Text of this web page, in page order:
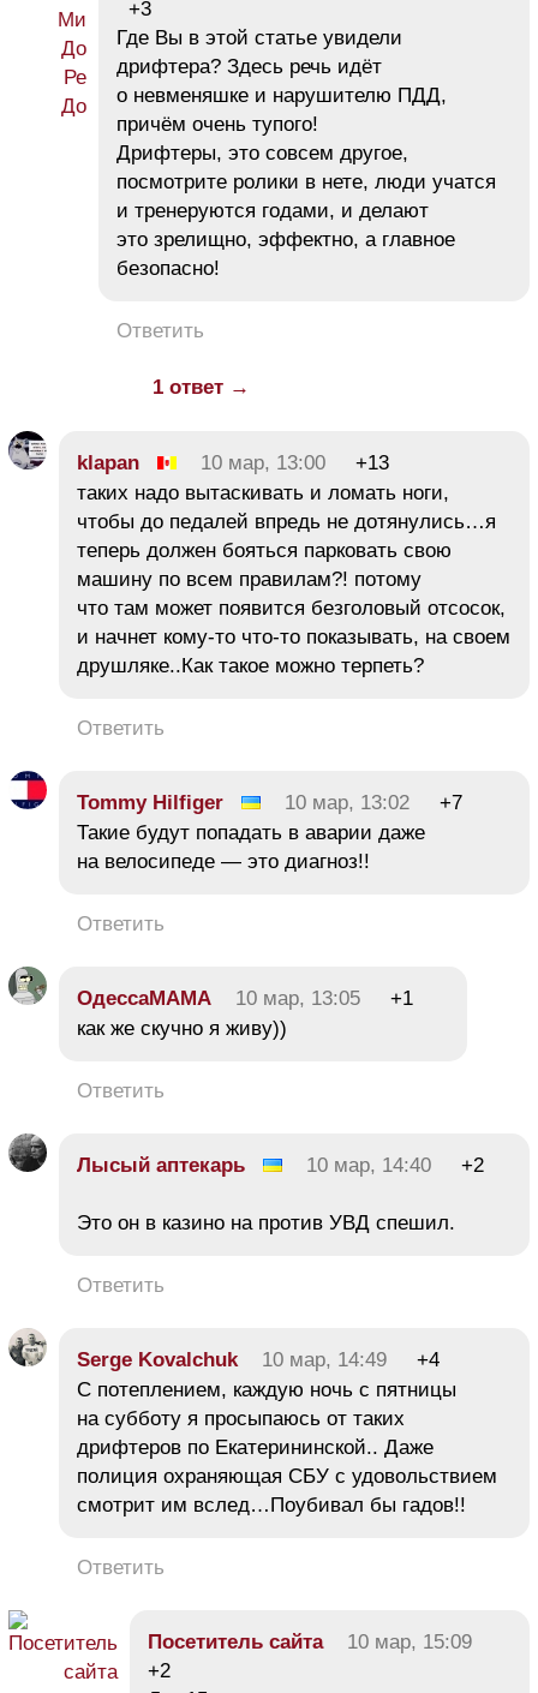
+3
Где Вы в этой статье увидели
дрифтера? Здесь речь идёт
о невменяшке и нарушителю ПДД,
причём очень тупого!
Дрифтеры, это совсем другое,
посмотрите ролики в нете, люди учатся
и тренеруются годами, и делают
это зрелищно, эффектно, а главное
безопасно!
Ответить
1 ответ →
klapan 10 мар, 13:00
+13
таких надо вытаскивать и ломать ноги,
чтобы до педалей впредь не дотянулись…я
теперь должен бояться парковать свою
машину по всем правилам?! потому
что там может появится безголовый отсосок,
и начнет кому-то что-то показывать, на своем
друшляке..Как такое можно терпеть?
Ответить
Tommy Hilfiger 10 мар, 13:02
+7
Такие будут попадать в аварии даже
на велосипеде — это диагноз!!
Ответить
ОдессаМАМА 10 мар, 13:05
+1
как же скучно я живу))
Ответить
Лысый аптекарь 10 мар, 14:40 +2
Это он в казино на против УВД спешил.
Ответить
Serge Kovalchuk 10 мар, 14:49
+4
С потеплением, каждую ночь с пятницы
на субботу я просыпаюсь от таких
дрифтеров по Екатерининской.. Даже
полиция охраняющая СБУ с удовольствием
смотрит им вслед…Поубивал бы гадов!!
Ответить
Посетитель сайта
10 мар, 15:09
+2